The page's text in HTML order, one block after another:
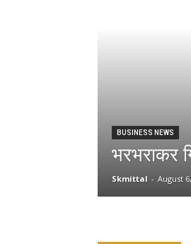
BUSINESS NEWS
भरभराकर
Skmittal - August